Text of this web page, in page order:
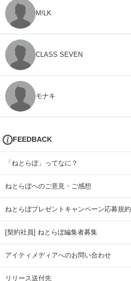
M!LK
CLASS SEVEN
モナキ
FEEDBACK
「ねとらぼ」ってなに？
ねとらぼへのご意見・ご感想
ねとらぼプレゼントキャンペーン応募規約
[契約社員] ねとらぼ編集者募集
アイティメディアへのお問い合わせ
リリース送付先